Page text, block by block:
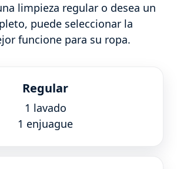
limpieza regular o desea un
puede seleccionar la
funcione para su ropa.
Regular
1 lavado
1 enjuague